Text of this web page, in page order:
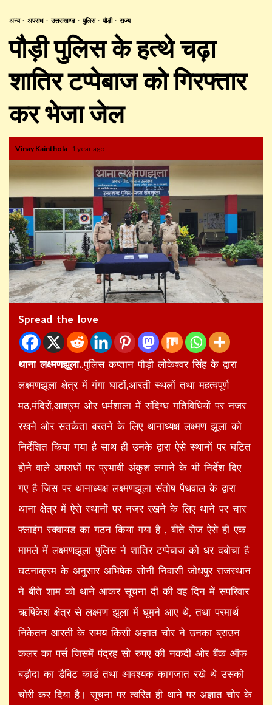
अन्य अपराध उत्तराखण्ड पुलिस पौड़ी राज्य
पौड़ी पुलिस के हत्थे चढ़ा
शातिर टप्पेबाज को गिरफ्तार
कर भेजा जेल
Vinay Kainthola 1 year ago
Spread the love
थाना लक्ष्मणझूला..पुलिस कप्तान पौड़ी लोकेश्वर सिंह के द्वारा
लक्ष्मणझूला क्षेत्र में गंगा घाटों,आरती स्थलों तथा महत्वपूर्ण
मठ,मंदिरों,आश्रम ओर धर्मशाला में संदिग्ध गतिविधियों पर नजर
रखने ओर सतर्कता बरतने के लिए थानाध्यक्ष लक्ष्मण झूला को
निर्देशित किया गया है साथ ही उनके द्वारा ऐसे स्थानों पर घटित
होने वाले अपराधों पर प्रभावी अंकुश लगाने के भी निर्देश दिए
गए है जिस पर थानाध्यक्ष लक्ष्मणझूला संतोष पैथवाल के द्वारा
थाना क्षेत्र में ऐसे स्थानों पर नजर रखने के लिए थाने पर चार
फ्लाइंग स्क्वायड का गठन किया गया है , बीते रोज ऐसे ही एक
मामले में लक्ष्मणझूला पुलिस ने शातिर टप्पेबाज को धर दबोचा है
घटनाक्रम के अनुसार अभिषेक सोनी निवासी जोधपुर राजस्थान
ने बीते शाम को थाने आकर सूचना दी की वह दिन में सपरिवार
ऋषिकेश क्षेत्र से लक्ष्मण झूला में घूमने आए थे, तथा परमार्थ
निकेतन आरती के समय किसी अज्ञात चोर ने उनका ब्राउन
कलर का पर्स जिसमें पंद्रह सो रुपए की नकदी ओर बैंक ऑफ
बड़ौदा का डैबिट कार्ड तथा आवश्यक कागजात रखे थे उसको
चोरी कर दिया है। सूचना पर त्वरित ही थाने पर अज्ञात चोर के